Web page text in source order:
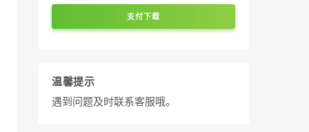
支付下载
温馨提示
遇到问题及时联系客服哦。